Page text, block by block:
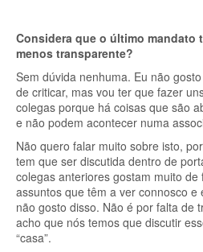
Considera que o último mandato
menos transparente?
Sem dúvida nenhuma. Eu não
de criticar, mas vou ter que fazer
colegas porque há coisas que são
e não podem acontecer numa
Não quero falar muito sobre isto,
tem que ser discutida dentro de
colegas anteriores gostam muito
assuntos que têm a ver connosco e
não gosto disso. Não é por falta de
acho que nós temos que discutir
“casa”.